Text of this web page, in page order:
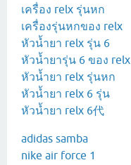
เครื่อง relx รุ่นหก
เครื่องรุ่นหกของ relx
หัวน้ำยา relx รุ่น 6
หัวน้ำยารุ่น 6 ของ relx
หัวน้ำยา relx รุ่นหก
หัวน้ำยา relx 6 รุ่น
หัวน้ำยา relx 6代
adidas samba
nike air force 1